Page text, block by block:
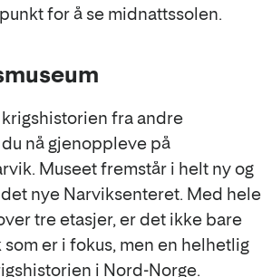
for å se midnattssolen.
fra andre
nå gjenoppleve på
Museet fremstår i helt ny og
nye Narviksenteret. Med hele
tre etasjer, er det ikke bare
som er i fokus, men en helhetlig
i Nord-Norge.